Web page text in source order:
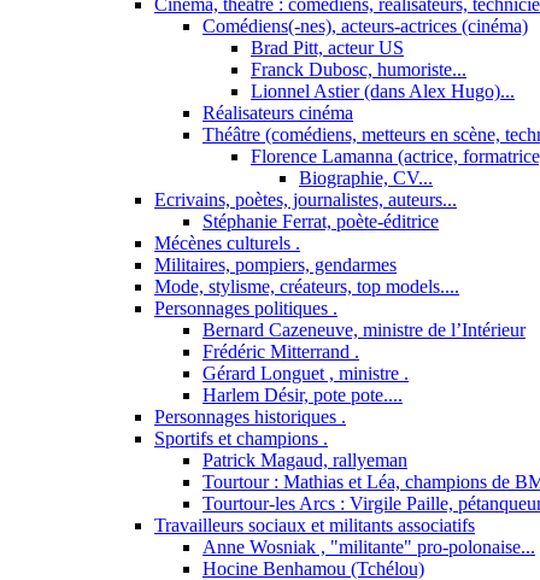
Cinéma, théâtre : comédiens, réalisateurs,
Comédiens(-nes), acteurs-actrices (cinéma)
Brad Pitt, acteur US
Franck Dubosc, humoriste...
Lionnel Astier (dans Alex Hugo)...
Réalisateurs cinéma
Théâtre (comédiens, metteurs en scène,
Florence Lamanna (actrice,
Biographie, CV...
Ecrivains, poètes, journalistes, auteurs...
Stéphanie Ferrat, poète-éditrice
Mécènes culturels .
Militaires, pompiers, gendarmes
Mode, stylisme, créateurs, top models....
Personnages politiques .
Bernard Cazeneuve, ministre de l’Intérieur
Frédéric Mitterrand .
Gérard Longuet , ministre .
Harlem Désir, pote pote....
Personnages historiques .
Sportifs et champions .
Patrick Magaud, rallyeman
Tourtour : Mathias et Léa, champions de
Tourtour-les Arcs : Virgile Paille,
Travailleurs sociaux et militants associatifs
Anne Wosniak , "militante" pro-polonaise...
Hocine Benhamou (Tchélou)